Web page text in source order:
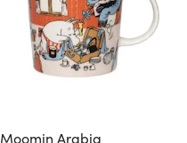
Moomin Arabia